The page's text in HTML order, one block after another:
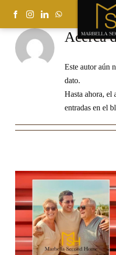
contenido
Acerca
Este autor aún
dato.
Hasta ahora, el
entradas en el